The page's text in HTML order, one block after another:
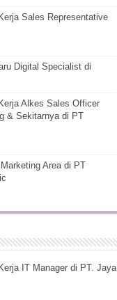
Sales Representative
Digital Specialist di
Alkes Sales Officer
& Sekitarnya di PT
Area di PT
IT Manager di PT. Jaya